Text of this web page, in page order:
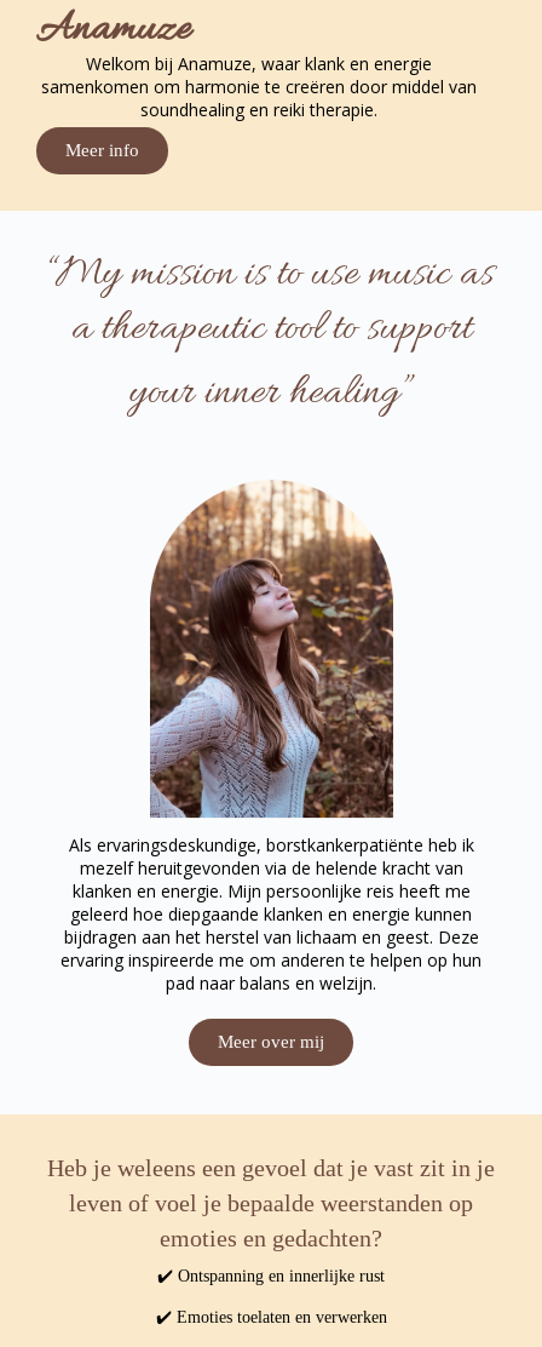
Anamuze
Welkom bij Anamuze, waar klank en energie
samenkomen om harmonie te creëren door middel van
soundhealing en reiki therapie.
Meer info
“My mission is to use music as
a therapeutic tool to support
your inner healing”
Als ervaringsdeskundige, borstkankerpatiënte heb ik
mezelf heruitgevonden via de helende kracht van
klanken en energie. Mijn persoonlijke reis heeft me
geleerd hoe diepgaande klanken en energie kunnen
bijdragen aan het herstel van lichaam en geest. Deze
ervaring inspireerde me om anderen te helpen op hun
pad naar balans en welzijn.
Meer over mij
Heb je weleens een gevoel dat je vast zit in je
leven of voel je bepaalde weerstanden op
emoties en gedachten?
✔️ Ontspanning en innerlijke rust
✔️ Emoties toelaten en verwerken